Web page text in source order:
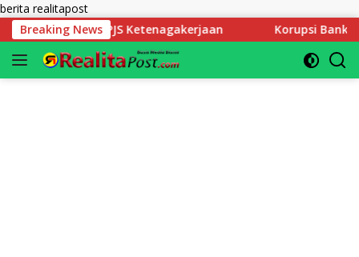
berita realitapostLangsung
ke
konten
Breaking News Korupsi Bank Raya di Bengkulu :